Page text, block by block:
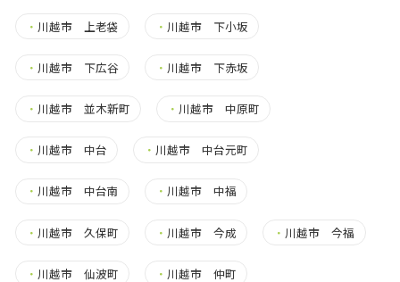
・ 川越市 上老袋 ・ 川越市 下小坂
・ 川越市 下広谷 ・ 川越市 下赤坂
・ 川越市 並木新町 ・ 川越市 中原町
・ 川越市 中台 ・ 川越市 中台元町
・ 川越市 中台南 ・ 川越市 中福
・ 川越市 久保町 ・ 川越市 今成 ・ 川越市 今福
・ 川越市 仙波町 ・ 川越市 仲町